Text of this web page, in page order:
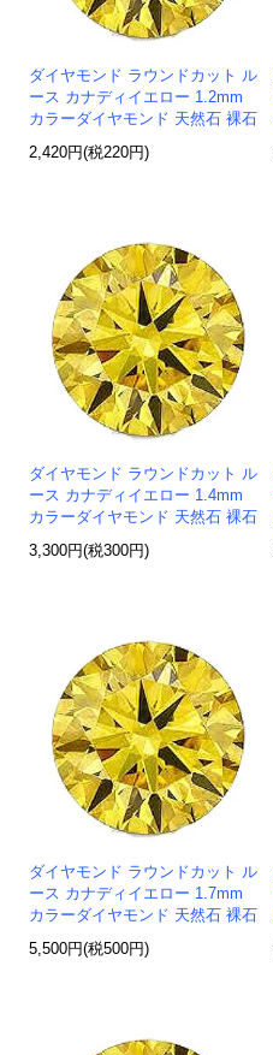
ダイヤモンド ラウンドカット ル
ース カナディイエロー 1.2mm
カラーダイヤモンド 天然石 裸石
2,420円(税220円)
ダイヤモンド ラウンドカット ル
ース カナディイエロー 1.4mm
カラーダイヤモンド 天然石 裸石
3,300円(税300円)
ダイヤモンド ラウンドカット ル
ース カナディイエロー 1.7mm
カラーダイヤモンド 天然石 裸石
5,500円(税500円)